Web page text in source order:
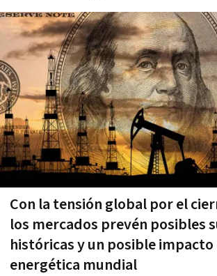
Con la tensión global por el
los mercados prevén posibles
históricas y un posible
energética mundial